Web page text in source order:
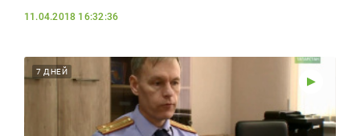
11.04.2018 16:32:36
7 ДНЕЙ